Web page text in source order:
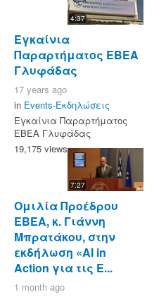
4:37
Εγκαίνια
Παραρτήματος ΕΒΕΑ
Γλυφάδας
17 years ago
in Events-Εκδηλώσεις
Εγκαίνια Παραρτήματος
ΕΒΕΑ Γλυφάδας
19,175 views
7:27
Ομιλία Προέδρου
ΕΒΕΑ, κ. Γιάννη
Μπρατάκου, στην
εκδήλωση «AI in
Action για τις Ε...
1 month ago